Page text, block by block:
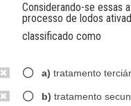
Considerando-se essas
processo de lodos
classificado como
a) tratamento
b) tratamento